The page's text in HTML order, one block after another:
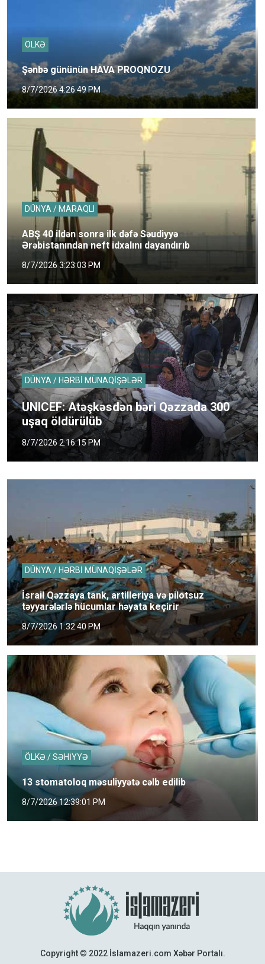
ÖLKƏ
Şənbə gününün HAVA PROQNOZU
8/7/2026 4:26:49 PM
DÜNYA / MARAQLI
ABŞ 40 ildən sonra ilk dəfə Səudiyyə
Ərəbistanından neft idxalını dayandırıb
8/7/2026 3:23:03 PM
DÜNYA / HƏRBİ MÜNAQİŞƏLƏR
UNICEF: Atəşkəsdən bəri Qəzzada 300
uşaq öldürülüb
8/7/2026 2:16:15 PM
DÜNYA / HƏRBİ MÜNAQİŞƏLƏR
İsrail Qəzzaya tank, artilleriya və pilotsuz
təyyarələrlə hücumlar həyata keçirir
8/7/2026 1:32:40 PM
ÖLKƏ / SƏHİYYƏ
13 stomatoloq məsuliyyətə cəlb edilib
8/7/2026 12:39:01 PM
Copyright © 2022 İslamazeri.com Xəbər Portalı.